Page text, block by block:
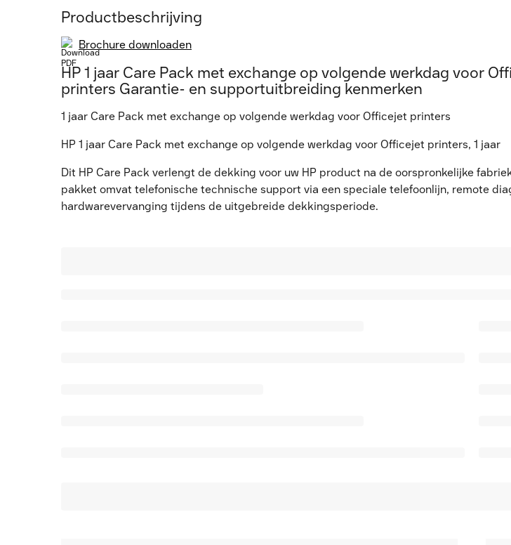
Productbeschrijving
Brochure downloaden
HP 1 jaar Care Pack met exchange op volgende werkdag voor
printers Garantie- en supportuitbreiding kenmerken
1 jaar Care Pack met exchange op volgende werkdag voor Officejet printers
HP 1 jaar Care Pack met exchange op volgende werkdag voor Officejet printers, 1 jaar
Dit HP Care Pack verlengt de dekking voor uw HP product na de oorspronkelijke
pakket omvat telefonische technische support via een speciale telefoonlijn, remote
hardwarevervanging tijdens de uitgebreide dekkingsperiode.